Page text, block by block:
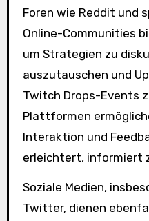
Foren wie Reddit und
Online-Communities
um Strategien zu
auszutauschen und
Twitch Drops-Events
Plattformen
Interaktion und
erleichtert, informiert
Soziale Medien,
Twitter, dienen